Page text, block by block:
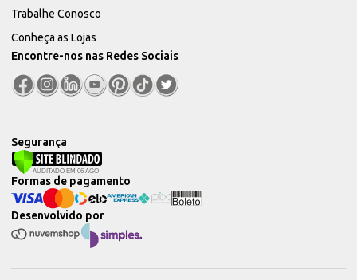
Trabalhe Conosco
Conheça as Lojas
Encontre-nos nas Redes Sociais
Segurança
Desenvolvido por
Formas de pagamento